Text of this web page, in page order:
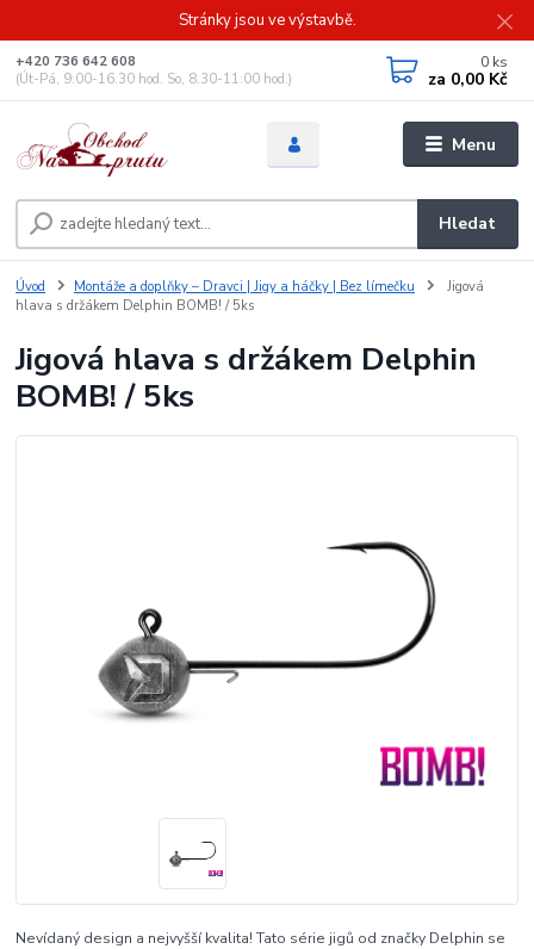
Stránky jsou ve výstavbě.
Menu
Hledat
+420 736 642 608
(Út-Pá, 9:00-16.30 hod. So, 8.30-11:00 hod.)
0 ks
za 0,00 Kč
Úvod Montáže a doplňky – Dravci | Jigy a háčky | Bez límečku
Jigová
hlava s držákem Delphin BOMB! / 5ks
Jigová hlava s držákem Delphin
BOMB! / 5ks
Nevídaný design a nejvyšší kvalita! Tato série jigů od značky Delphin se